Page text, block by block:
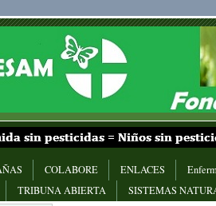
COLABORE ENLACES
TRIBUNA ABIERTA SISTEMAS